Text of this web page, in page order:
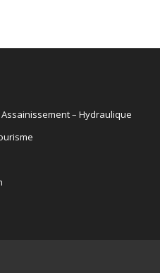
Assainissement– Hydraulique